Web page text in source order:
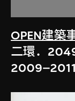
OPEN建築
二環．
2009–2011